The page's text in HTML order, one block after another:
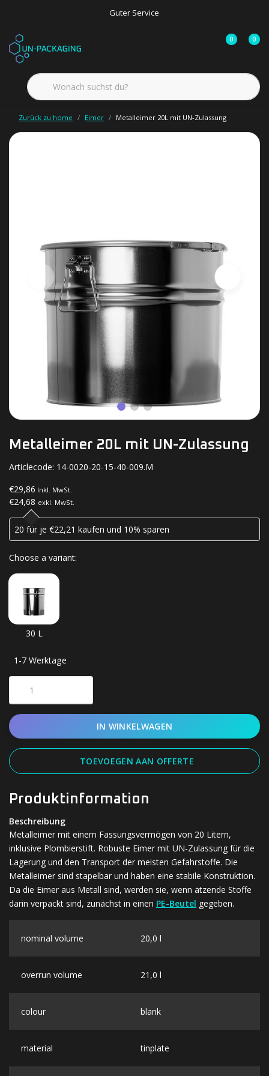
Guter Service
0 0
Zurück zu home Eimer Metalleimer 20L mit UN-Zulassung
Metalleimer 20L mit UN-Zulassung
Articlecode: 14-0020-20-15-40-009.M
€29,86 Inkl. MwSt.
€24,68 exkl. MwSt.
20 für je €22,21 kaufen und 10% sparen
Choose a variant:
30 L
1-7 Werktage
IN WINKELWAGEN
TOEVOEGEN AAN OFFERTE
Produktinformation
Beschreibung
Metalleimer mit einem Fassungsvermögen von 20 Litern,
inklusive Plombierstift. Robuste Eimer mit UN-Zulassung für die
Lagerung und den Transport der meisten Gefahrstoffe. Die
Metalleimer sind stapelbar und haben eine stabile Konstruktion.
Da die Eimer aus Metall sind, werden sie, wenn ätzende Stoffe
darin verpackt sind, zunächst in einen PE-Beutel gegeben.
nominal volume 20,0 l
overrun volume 21,0 l
colour blank
material tinplate